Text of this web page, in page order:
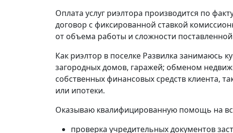
Оплата услуг риэлтора производится по
договор с фиксированной ставкой
от объема работы и сложности
Как риэлтор в поселке Развилка занимаюсь
загородных домов, гаражей; обменом
собственных финансовых средств клиента,
или ипотеки.
Оказываю квалифицированную помощь на
проверка учредительных документов